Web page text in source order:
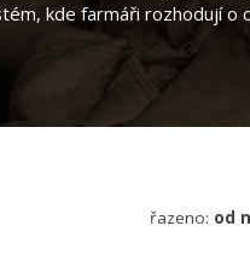
kde farmáři rozhodují o
řazeno: od